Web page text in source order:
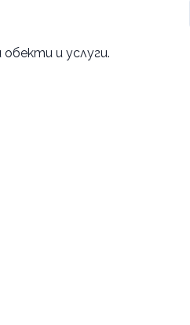
и услуги.